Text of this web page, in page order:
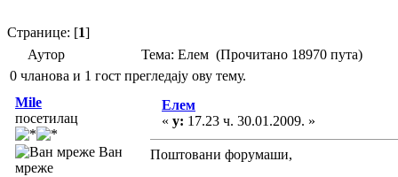
Странице: [1]
Аутор
Тема: Елем (Прочитано 18970 пута)
0 чланова и 1 гост прегледају ову тему.
Mile
посетилац
Ван
мреже
Елем
« у: 17.23 ч. 30.01.2009. »
Поштовани форумаши,